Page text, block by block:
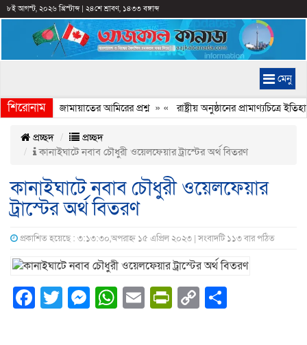
৮ই আগস্ট, ২০২৬ খ্রিস্টাব্দ| ২৪শে শ্রাবণ, ১৪৩৩ বঙ্গাব্দ
মেনু
শিরোনাম
কেন, জামায়াতের আমিরের প্রশ্ন» «রাষ্ট্রীয় অনুষ্ঠানের প্রামাণ্যচিত্রে
প্রচ্ছদ
প্রচ্ছদ
কানাইঘাটে নবাব চৌধুরী ওয়েলফেয়ার ট্রাস্টের অর্থ বিতরণ
কানাইঘাটে নবাব চৌধুরী ওয়েলফেয়ার
ট্রাস্টের অর্থ বিতরণ
প্রকাশিত হয়েছে : ৩:১৩:৩০,অপরাহ্ন ১৫ এপ্রিল ২০২৩ | সংবাদটি ১১৩ বার পঠিত
Facebook
Twitter
Messenger
WhatsApp
EmailPrintFriendly
Copy